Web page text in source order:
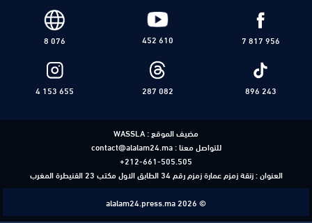
7 817 956
452 610
8 076
896 243
287 082
4 153 655
مضيف الموقع :WASSLA
للتواصل معنا :contact@alalam24.ma
+212-661-505.505
العنوان : زنقة زمزم عمارة زمزم رقم 34 الطابق الاول مكتب 23 القنيطرة المغرب
alalam24.press.ma 2026 ©